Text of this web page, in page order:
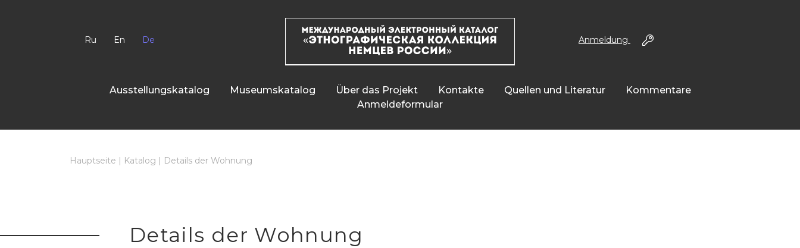
Ru En De Anmeldung
Ausstellungskatalog Museumskatalog Über das Projekt Kontakte Quellen und Literatur
Kommentare
Anmeldeformular
Hauptseite | Katalog | Details der Wohnung
Details der Wohnung